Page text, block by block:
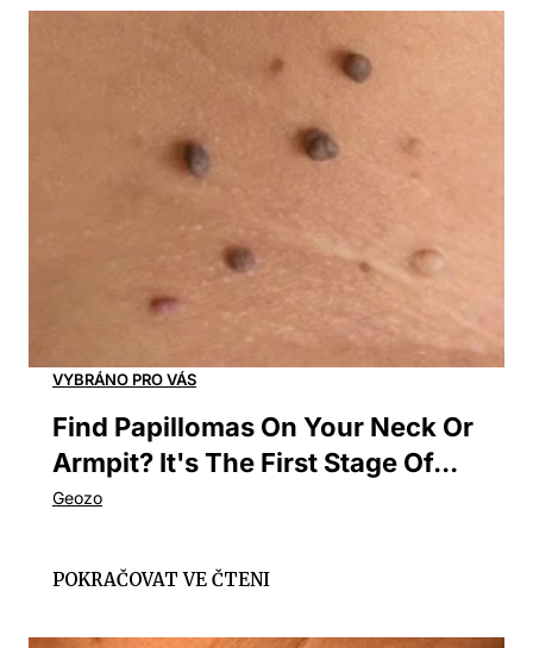
Find Papillomas On Your Neck Or
Armpit? It's The First Stage Of...